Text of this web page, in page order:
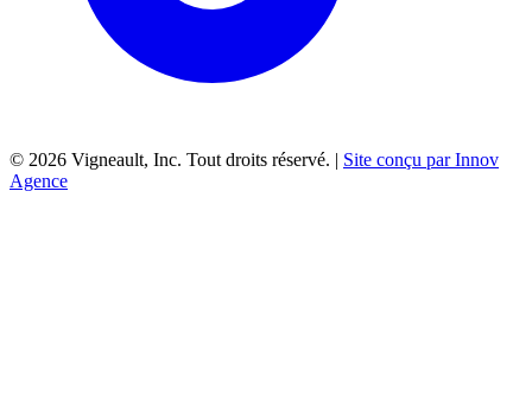
© 2026 Vigneault, Inc. Tout droits réservé. | Site conçu par Innov
Agence